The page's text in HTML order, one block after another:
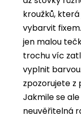
kroužků,
vybarvit
jen malou
trochu víc
vyplnit
zpozorujete z
Jakmile se
neuvěřitelná